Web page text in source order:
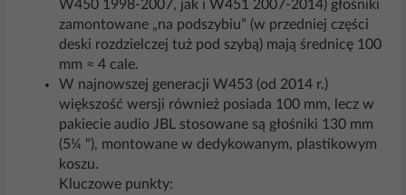
W450 1998-2007, jak i W451 2007-2014) głośniki
zamontowane „na podszybiu” (w przedniej części
deski rozdzielczej tuż pod szybą) mają średnicę 100
mm ≈ 4 cale.
W najnowszej generacji W453 (od 2014 r.)
większość wersji również posiada 100 mm, lecz w
pakiecie audio JBL stosowane są głośniki 130 mm
(5¼ "), montowane w dedykowanym, plastikowym
koszu.
Kluczowe punkty: